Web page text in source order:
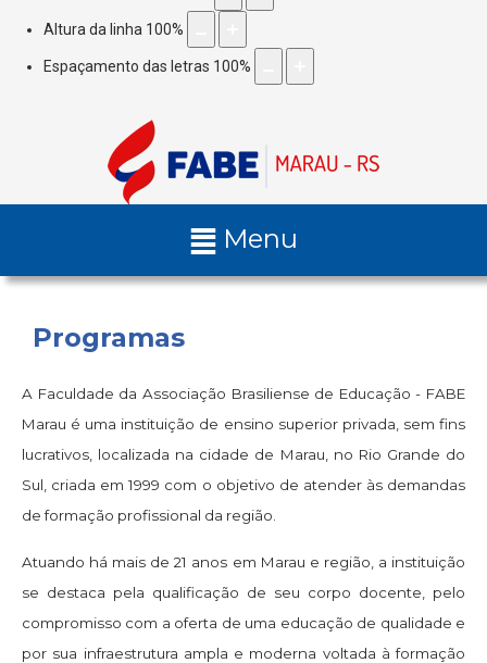
Altura da linha 100%
Espaçamento das letras 100%
Menu
Programas
A Faculdade da Associação Brasiliense de Educação - FABE
Marau é uma instituição de ensino superior privada, sem fins
lucrativos, localizada na cidade de Marau, no Rio Grande do
Sul, criada em 1999 com o objetivo de atender às demandas
de formação profissional da região.
Atuando há mais de 21 anos em Marau e região, a instituição
se destaca pela qualificação de seu corpo docente, pelo
compromisso com a oferta de uma educação de qualidade e
por sua infraestrutura ampla e moderna voltada à formação